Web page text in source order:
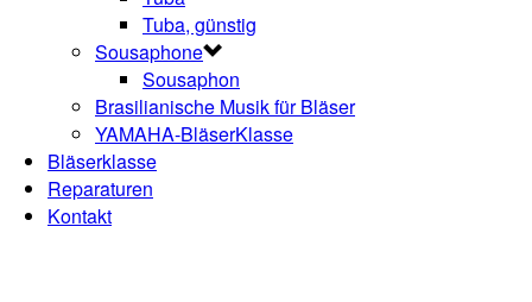
Tuba, günstig
Sousaphone
Sousaphon
Brasilianische Musik für Bläser
YAMAHA-BläserKlasse
Bläserklasse
Reparaturen
Kontakt